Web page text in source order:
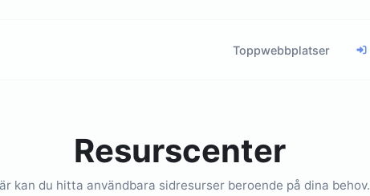
Toppwebbplatser
Resurscenter
kan du hitta användbara sidresurser beroende på dina behov.